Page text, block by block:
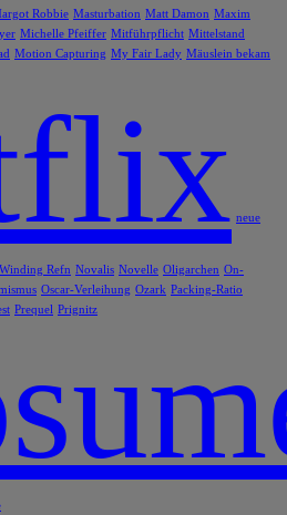
Robbie Masturbation Matt Damon Maxim
Michelle Pfeiffer Mitführpflicht Mittelstand
Motion Capturing My Fair Lady Mäuslein bekam
neue
Refn Novalis Novelle Oligarchen On-
Oscar-Verleihung Ozark Packing-Ratio
Prequel Prignitz